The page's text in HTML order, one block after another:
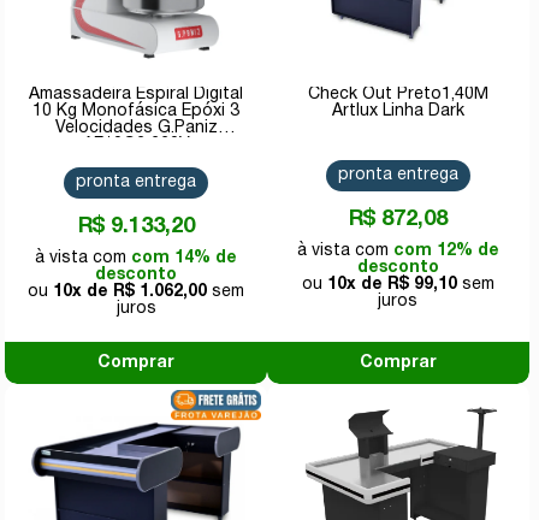
Amassadeira Espiral Digital
10 Kg Monofásica Epóxi 3
Velocidades G.Paniz
R$ 9.133,20
com 14% de
desconto
10x de
R$ 1.062,00
pronta entrega
Comprar
Check Out Preto1,40M
Artlux Linha Dark
R$ 872,08
com 12% de
desconto
10x de
R$ 99,10
pronta entrega
Comprar